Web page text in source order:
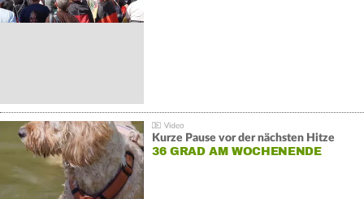
Kurze Pause vor der nächsten Hitze
36 GRAD AM WOCHENENDE